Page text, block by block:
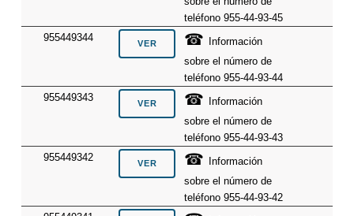
teléfono 955-44-93-45
955449344
☎ Información
sobre el número de
teléfono 955-44-93-44
955449343
☎ Información
sobre el número de
teléfono 955-44-93-43
955449342
☎ Información
sobre el número de
teléfono 955-44-93-42